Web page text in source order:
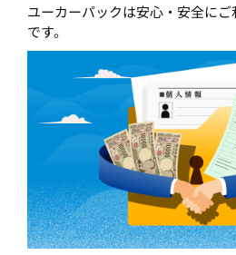
ユーカーパックは安心・安全に
です。